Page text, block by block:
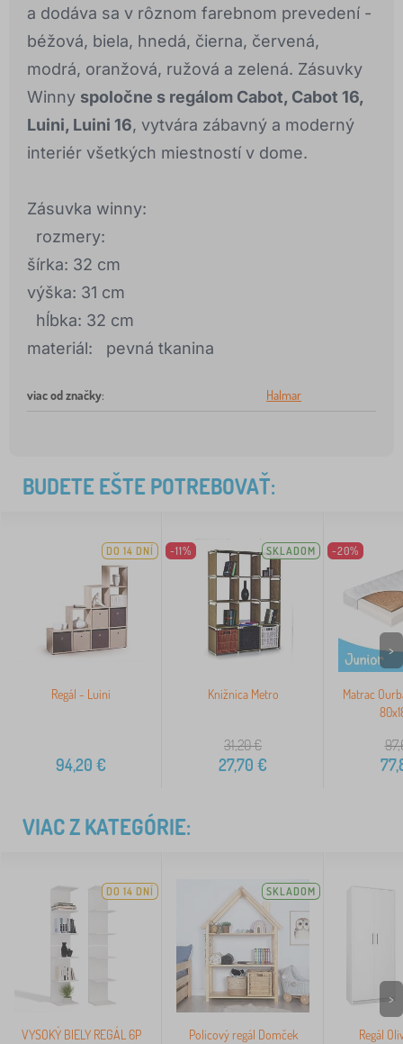
a dodáva sa v rôznom farebnom prevedení -
béžová, biela, hnedá, čierna, červená,
modrá, oranžová, ružová a zelená. Zásuvky
Winny spoločne s regálom Cabot, Cabot 16,
Luini, Luini 16, vytvára zábavný a moderný
interiér všetkých miestností v dome.
Zásuvka winny:
rozmery:
šírka: 32 cm
výška: 31 cm
hĺbka: 32 cm
materiál: pevná tkanina
viac od značky: Halmar
BUDETE EŠTE POTREBOVAŤ:
DO 14 DNÍ
Regál - Luini
94,20 €
-11% SKLADOM
Knižnica Metro
31,20€
27,70 €
-20%
Matrac
>
VIAC Z KATEGÓRIE:
DO 14 DNÍ
VYSOKÝ BIELY REGÁL 6P
SKLADOM
Policový regál Domček
Regál
>